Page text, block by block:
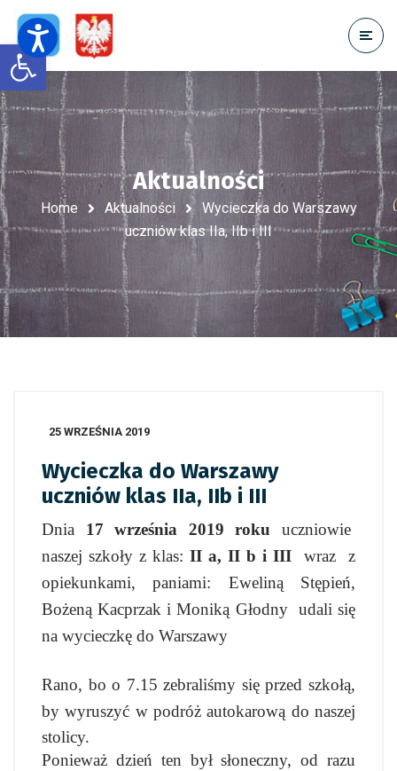
Open toolbar
Aktualności
Home Aktualności
Wycieczka do Warszawy
uczniów klas IIa, IIb i III
25 WRZEŚNIA 2019
Wycieczka do Warszawy
uczniów klas IIa, IIb i III
Dnia 17 września 2019 roku uczniowie
naszej szkoły z klas: II a, II b i III wraz z
opiekunkami, paniami: Eweliną Stępień,
Bożeną Kacprzak i Moniką Głodny udali się
na wycieczkę do Warszawy
Rano, bo o 7.15 zebraliśmy się przed szkołą,
by wyruszyć w podróż autokarową do naszej
stolicy.
Ponieważ dzień ten był słoneczny, od razu